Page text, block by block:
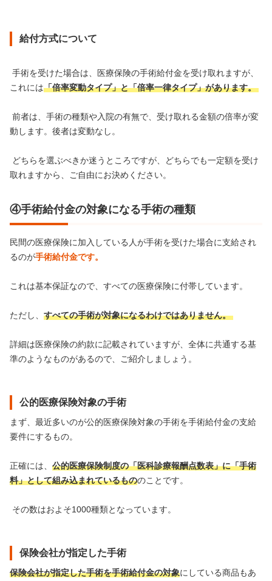
給付方式について
手術を受けた場合は、医療保険の手術給付金を受け取れますが、
これには「倍率変動タイプ」と「倍率一律タイプ」があります。
前者は、手術の種類や入院の有無で、受け取れる金額の倍率が変
動します。後者は変動なし。
どちらを選ぶべきか迷うところですが、どちらでも一定額を受け
取れますから、ご自由にお決めください。
④手術給付金の対象になる手術の種類
民間の医療保険に加入している人が手術を受けた場合に支給され
るのが手術給付金です。
これは基本保証なので、すべての医療保険に付帯しています。
ただし、 すべての手術が対象になるわけではありません。
詳細は医療保険の約款に記載されていますが、全体に共通する基
準のようなものがあるので、ご紹介しましょう。
公的医療保険対象の手術
まず、最近多いのが公的医療保険対象の手術を手術給付金の支給
要件にするもの。
正確には、 公的医療保険制度の「医科診療報酬点数表」に「手術
料」として組み込まれているもののことです。
その数はおよそ1000種類となっています。
保険会社が指定した手術
保険会社が指定した手術を手術給付金の対象にしている商品もあ